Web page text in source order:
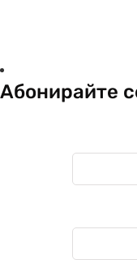
Абонирайте